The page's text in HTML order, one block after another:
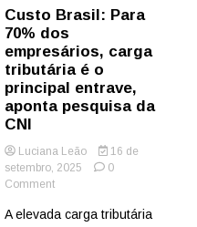
Custo Brasil: Para
70% dos
empresários, carga
tributária é o
principal entrave,
aponta pesquisa da
CNI
Luciana Leão
16 de
setembro, 2025
0
Commenton
Brasil:
A elevada carga tributária